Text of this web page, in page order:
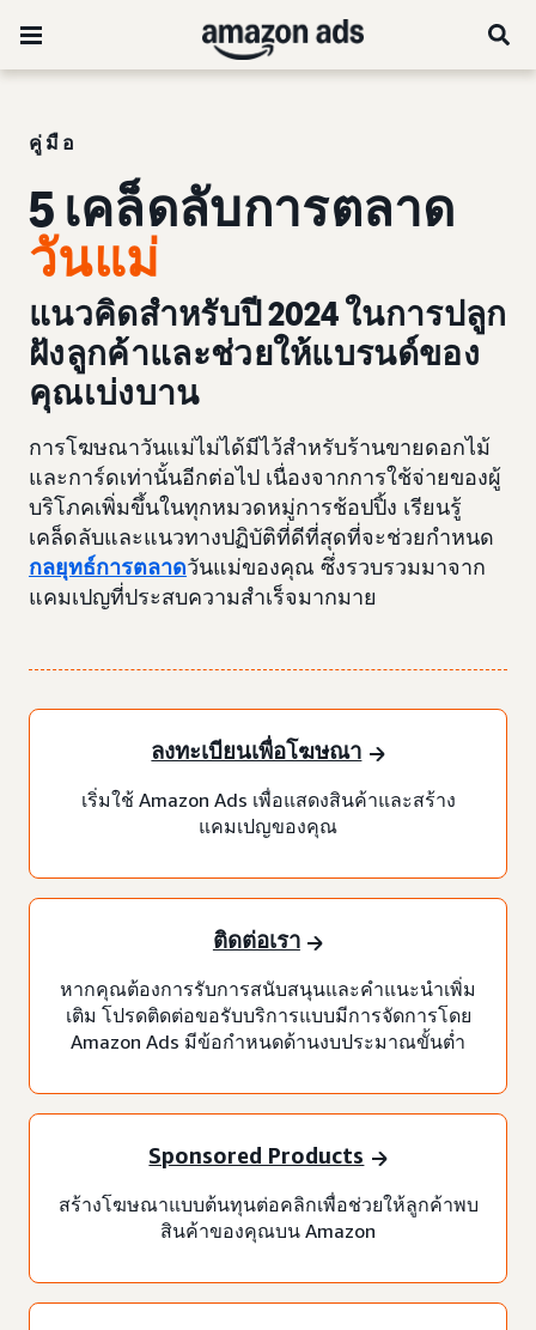
คู่มือ
5 เคล็ดลับการตลาด
วันแม่
แนวคิดสำหรับปี 2024 ในการปลูก
ฝังลูกค้าและช่วยให้แบรนด์ของ
คุณเบ่งบาน
การโฆษณาวันแม่ไม่ได้มีไว้สำหรับร้านขายดอกไม้
และการ์ดเท่านั้นอีกต่อไป เนื่องจากการใช้จ่ายของผู้
บริโภคเพิ่มขึ้นในทุกหมวดหมู่การช้อปปิ้ง เรียนรู้
เคล็ดลับและแนวทางปฏิบัติที่ดีที่สุดที่จะช่วยกำหนด
กลยุทธ์การตลาดวันแม่ของคุณ ซึ่งรวบรวมมาจาก
แคมเปญที่ประสบความสำเร็จมากมาย
ลงทะเบียนเพื่อโฆษณา
เริ่มใช้ Amazon Ads เพื่อแสดงสินค้าและสร้าง
แคมเปญของคุณ
ติดต่อเรา
หากคุณต้องการรับการสนับสนุนและคำแนะนำเพิ่ม
เติม โปรดติดต่อขอรับบริการแบบมีการจัดการโดย
Amazon Ads มีข้อกำหนดด้านงบประมาณขั้นต่ำ
Sponsored Products
สร้างโฆษณาแบบต้นทุนต่อคลิกเพื่อช่วยให้ลูกค้าพบ
สินค้าของคุณบน Amazon